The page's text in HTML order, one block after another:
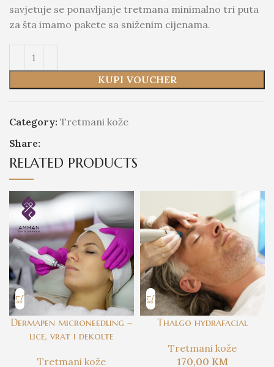
savjetuje se ponavljanje tretmana minimalno tri puta
za šta imamo pakete sa sniženim cijenama.
KUPI VOUCHER
Category: Tretmani kože
Share:
RELATED PRODUCTS
Dermapen microneedling –
lice, vrat i dekolte
Tretmani kože
Thalgo hydrafacial
Tretmani kože
170,00 KM